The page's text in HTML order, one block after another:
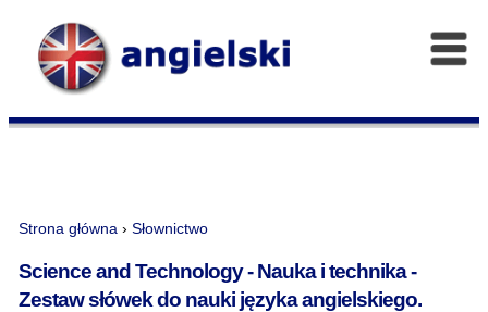
Strona główna› Słownictwo
Science and Technology - Nauka i technika -
Zestaw słówek do nauki języka angielskiego.